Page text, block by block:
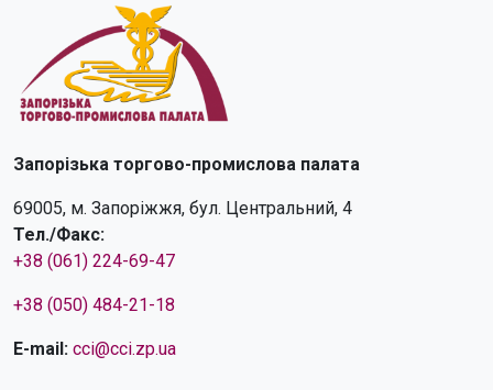
Запорізька торгово-промислова палата
69005, м. Запоріжжя, бул. Центральний, 4
Тел./Факс:
+38 (061) 224-69-47
+38 (050) 484-21-18
E-mail: cci@cci.zp.ua